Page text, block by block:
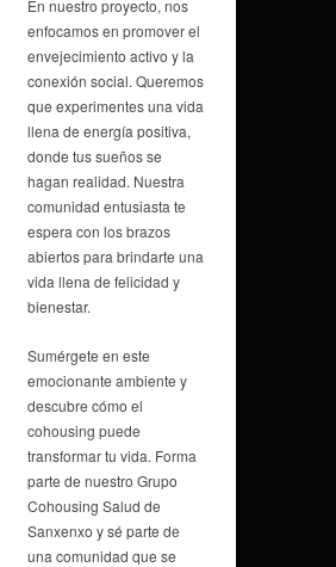
En nuestro proyecto, nos
enfocamos en promover el
envejecimiento activo y la
conexión social. Queremos
que experimentes una vida
llena de energía positiva,
donde tus sueños se
hagan realidad. Nuestra
comunidad entusiasta te
espera con los brazos
abiertos para brindarte una
vida llena de felicidad y
bienestar.
Sumérgete en este
emocionante ambiente y
descubre cómo el
cohousing puede
transformar tu vida. Forma
parte de nuestro Grupo
Cohousing Salud de
Sanxenxo y sé parte de
una comunidad que se